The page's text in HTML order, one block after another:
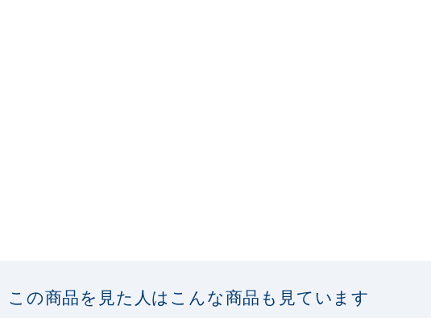
この商品を見た人はこんな商品も見ています